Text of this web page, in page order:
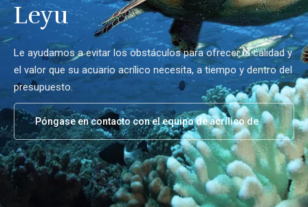
Leyu
Le ayudamos a evitar los obstáculos para ofrecer la calidad y
el valor que su acuario acrílico necesita, a tiempo y dentro del
presupuesto.
Póngase en contacto con el equipo de acrílico de
Leyu